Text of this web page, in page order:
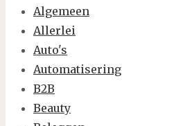
Algemeen
Allerlei
Auto's
Automatisering
B2B
Beauty